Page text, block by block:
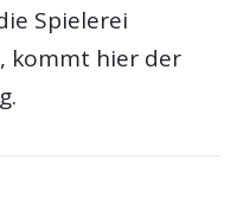
Spielerei
kommt hier der